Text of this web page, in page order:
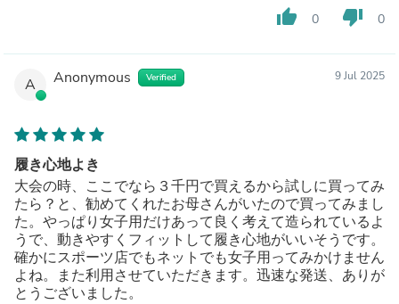
thumb_up 0 thumb_down 0
A Anonymous Verified 9 Jul 2025
履き心地よき
大会の時、ここでなら３千円で買えるから試しに買ってみ
たら？と、勧めてくれたお母さんがいたので買ってみまし
た。やっぱり女子用だけあって良く考えて造られているよ
うで、動きやすくフィットして履き心地がいいそうです。
確かにスポーツ店でもネットでも女子用ってみかけません
よね。また利用させていただきます。迅速な発送、ありが
とうございました。